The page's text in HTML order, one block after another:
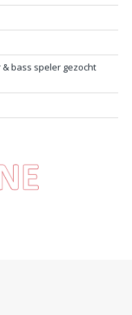
bass speler gezocht